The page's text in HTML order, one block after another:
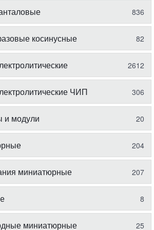
836
косинусные 82
2612
ЧИП 306
и модули 20
204
миниатюрные 207
8
миниатюрные 25